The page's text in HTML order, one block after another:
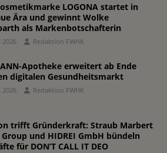
LOGONA startet in
Ära und gewinnt Wolke
als Markenbotschafterin
2026 Redaktion FWHK
Apotheke erweitert ab Ende
digitalen Gesundheitsmarkt
2026 Redaktion FWHK
trifft Gründerkraft: Straub Marbert
und HIDREI GmbH bündeln
für DON’T CALL IT DEO